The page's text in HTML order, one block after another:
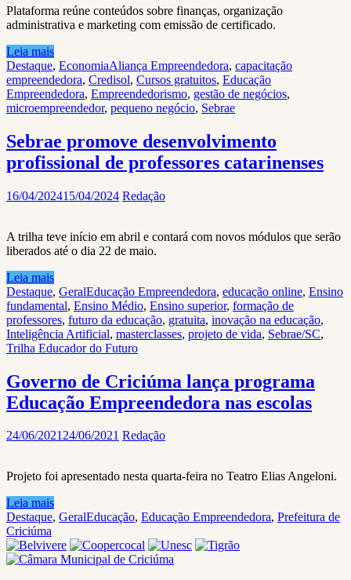
Plataforma reúne conteúdos sobre finanças, organização
administrativa e marketing com emissão de certificado.
Leia mais
Destaque, EconomiaAliança Empreendedora, capacitação
empreendedora, Credisol, Cursos gratuitos, Educação
Empreendedora, Empreendedorismo, gestão de negócios,
microempreendedor, pequeno negócio, Sebrae
Sebrae promove desenvolvimento
profissional de professores catarinenses
16/04/202415/04/2024 Redação
A trilha teve início em abril e contará com novos módulos que serão
liberados até o dia 22 de maio.
Leia mais
Destaque, GeralEducação Empreendedora, educação online, Ensino
fundamental, Ensino Médio, Ensino superior, formação de
professores, futuro da educação, gratuita, inovação na educação,
Inteligência Artificial, masterclasses, projeto de vida, Sebrae/SC,
Trilha Educador do Futuro
Governo de Criciúma lança programa
Educação Empreendedora nas escolas
24/06/202124/06/2021 Redação
Projeto foi apresentado nesta quarta-feira no Teatro Elias Angeloni.
Leia mais
Destaque, GeralEducação, Educação Empreendedora, Prefeitura de
Criciúma